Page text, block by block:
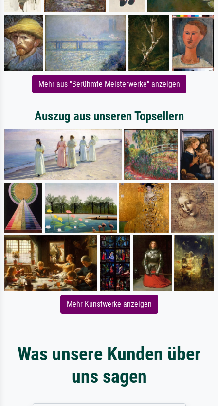
Mehr aus "Berühmte Meisterwerke" anzeigen
Auszug aus unseren Topsellern
Mehr Kunstwerke anzeigen
Was unsere Kunden über
uns sagen